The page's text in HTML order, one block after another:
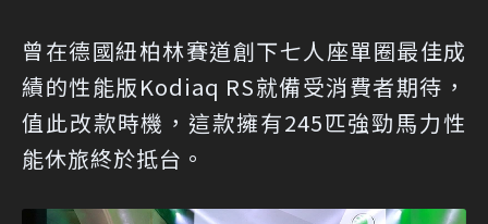
曾在德國紐柏林賽道創下七人座單圈最佳成
績的性能版Kodiaq RS就備受消費者期待，
值此改款時機，這款擁有245匹強勁馬力性
能休旅終於抵台。